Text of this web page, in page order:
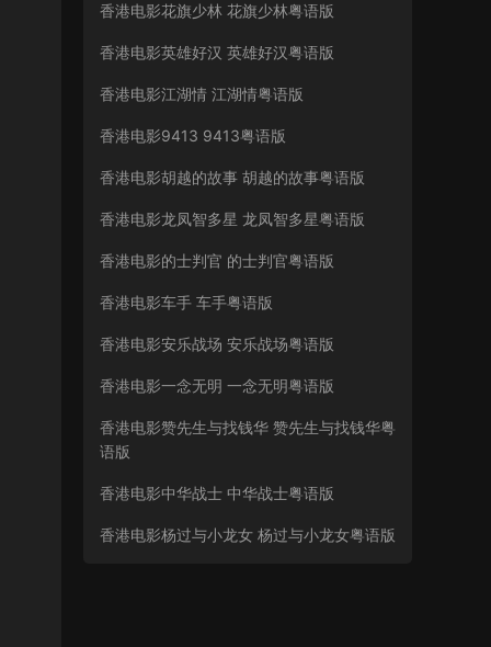
香港电影花旗少林 花旗少林粤语版
香港电影英雄好汉 英雄好汉粤语版
香港电影江湖情 江湖情粤语版
香港电影9413 9413粤语版
香港电影胡越的故事 胡越的故事粤语版
香港电影龙凤智多星 龙凤智多星粤语版
香港电影的士判官 的士判官粤语版
香港电影车手 车手粤语版
香港电影安乐战场 安乐战场粤语版
香港电影一念无明 一念无明粤语版
香港电影赞先生与找钱华 赞先生与找钱华粤
语版
香港电影中华战士 中华战士粤语版
香港电影杨过与小龙女 杨过与小龙女粤语版